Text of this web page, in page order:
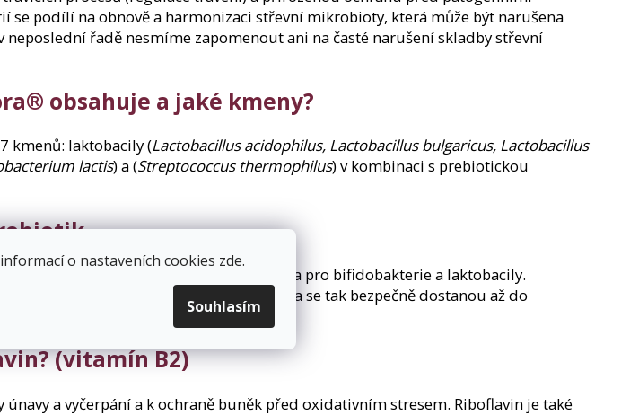
o nastaveních cookies zde.
Souhlasím
podílí na obnově a harmonizaci střevní mikrobioty, která může být narušena
řadě nesmíme zapomenout ani na časté narušení skladby střevní
obsahuje a jaké kmeny?
kmenů: laktobacily (Lactobacillus acidophilus, Lactobacillus bulgaricus, Lactobacillus
lactis) a (Streptococcus thermophilus) v kombinaci s prebiotickou
z artyčoku, které slouží jako potrava pro bifidobakterie a laktobacily.
prostředí žaludku a probiotika se tak bezpečně dostanou až do
(vitamín B2)
a vyčerpání a k ochraně buněk před oxidativním stresem. Riboflavin je také